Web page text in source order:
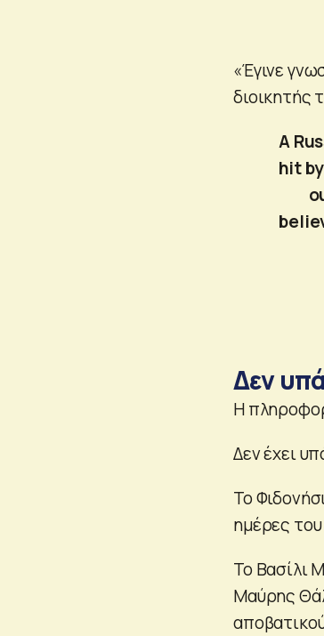
«Έγινε
διοικητής
A
hit
Δεν
Η
Δεν έχει
Το
ημέρες
Το Βασίλι
Μαύρης